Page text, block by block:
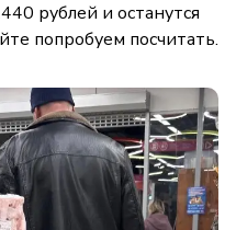
рублей и останутся
попробуем посчитать.